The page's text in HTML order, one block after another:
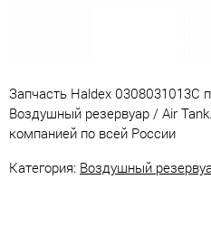
Запчасть Haldex 0308031013C
Воздушный резервуар / Air
компанией по всей России
Категория: Воздушный